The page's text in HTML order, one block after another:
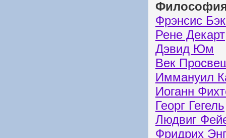
Фрэнсис
Рене Декарт
Дэвид Юм
Век
Иммануил
Иоганн
Георг Гегель
Людвиг
Фридрих